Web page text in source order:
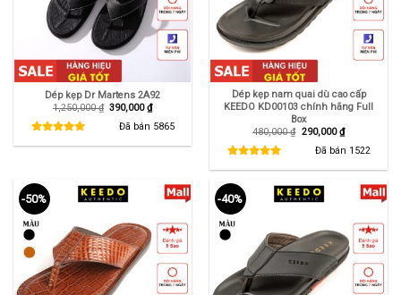
Dép kẹp Dr Martens 2A92
1,250,000₫ Giá
là:
390,000₫Giá
hiện
tại
Đã bán 5865
Dép kẹp nam quai dù cao cấp
KEEDO KD00103 chính hãng Full
Box
480,000₫ Giá
290,000₫Giá
hiện
tại
Đã bán 1522
-50% -40%